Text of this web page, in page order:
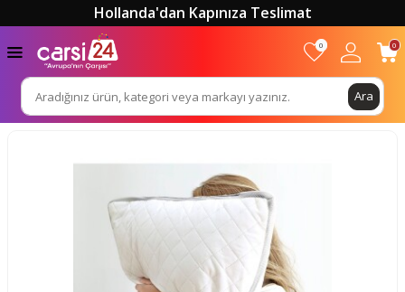
Hollanda'dan Kapınıza Teslimat
Ara
0 0